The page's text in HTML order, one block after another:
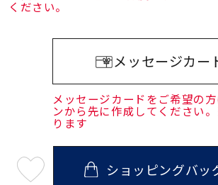
ください。
メッセージカー
メッセージカードをご希望の
ンから先に作成してください
ります
ショッピングバッ